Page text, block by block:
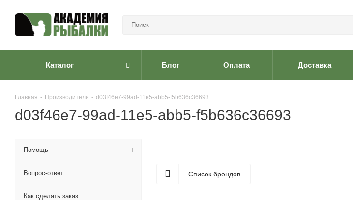
Каталог Блог Оплата Доставка
Главная - Производители - d03f46e7-99ad-11e5-abb5-f5b636c36693
d03f46e7-99ad-11e5-abb5-f5b636c36693
Список брендов
Помощь
Вопрос-ответ
Как сделать заказ